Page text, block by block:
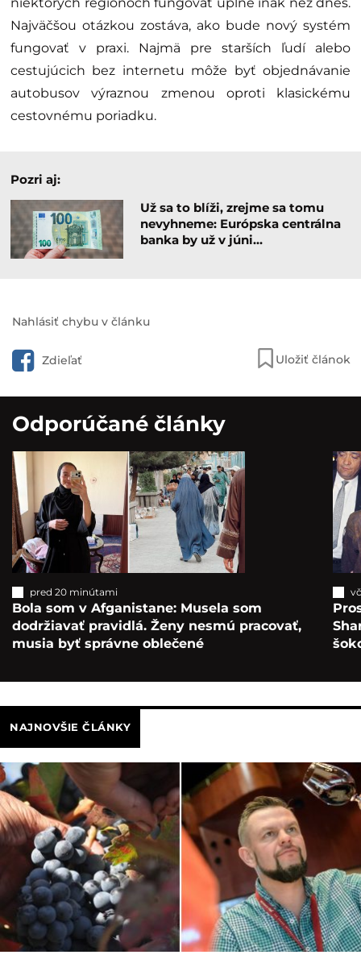
Najväčšou otázkou zostáva, ako bude nový systém
fungovať v praxi. Najmä pre starších ľudí alebo
cestujúcich bez internetu môže byť objednávanie
autobusov výraznou zmenou oproti klasickému
cestovnému poriadku.
Pozri aj:
Už sa to blíži, zrejme sa tomu
nevyhneme: Európska centrálna
banka by už v júni…
Nahlásiť chybu v článku
Zdieľať Uložiť článok
Odporúčané články
pred 20 minútami
Bola som v Afganistane: Musela som
dodržiavať pravidlá. Ženy nesmú pracovať,
musia byť správne oblečené
NAJNOVŠIE ČLÁNKY